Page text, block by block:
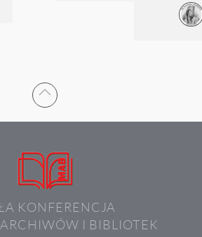
KONFERENCJA
I BIBLIOTEK